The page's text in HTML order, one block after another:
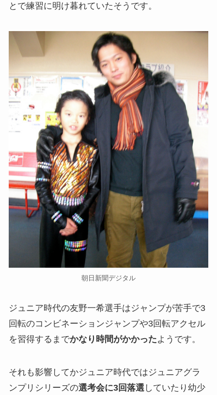
とで練習に明け暮れていたそうです。
朝日新聞デジタル
ジュニア時代の友野一希選手はジャンプが苦手で3
回転のコンビネーションジャンプや3回転アクセル
を習得するまでかなり時間がかかったようです。
それも影響してかジュニア時代ではジュニアグラ
ンプリシリーズの選考会に3回落選 していたり幼少